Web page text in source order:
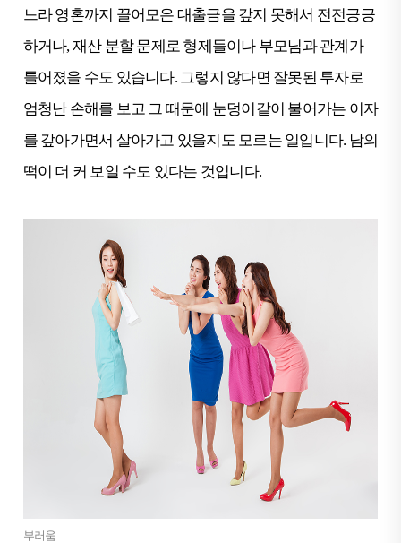
느라 영혼까지 끌어모은 대출금을 갚지 못해서 전전긍긍
하거나, 재산 분할 문제로 형제들이나 부모님과 관계가
틀어졌을 수도 있습니다. 그렇지 않다면 잘못된 투자로
엄청난 손해를 보고 그 때문에 눈덩이같이 불어가는 이자
를 갚아가면서 살아가고 있을지도 모르는 일입니다. 남의
떡이 더 커 보일 수도 있다는 것입니다.
부러움